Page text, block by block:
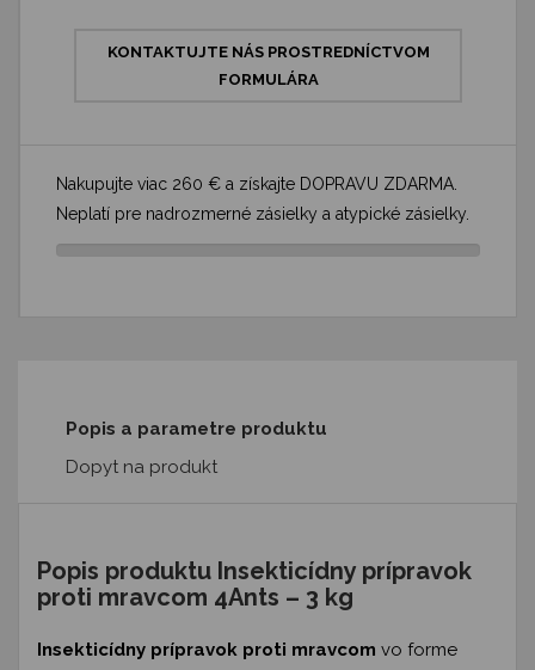
KONTAKTUJTE NÁS PROSTREDNÍCTVOM
FORMULÁRA
Nakupujte viac 260 € a získajte DOPRAVU ZDARMA.
Neplatí pre nadrozmerné zásielky a atypické zásielky.
Popis a parametre produktu
Dopyt na produkt
Popis produktu Insekticídny prípravok
proti mravcom 4Ants – 3 kg
Insekticídny prípravok proti mravcom vo forme